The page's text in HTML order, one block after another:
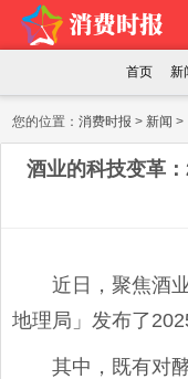
首页 新
您的位置：消费时报 > 新闻 >
酒业的科技变革
近日，聚焦酒
地理局」发布了
其中，既有对